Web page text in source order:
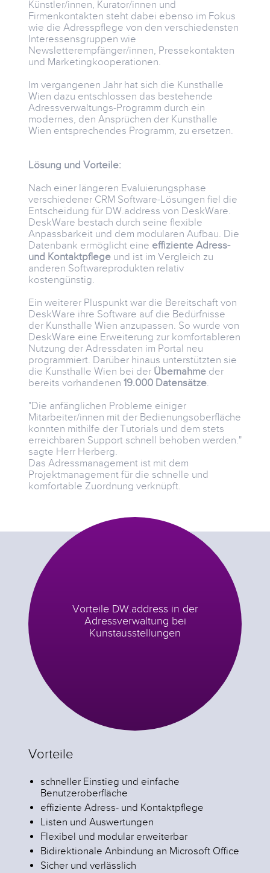
Künstler/innen, Kurator/innen und
Firmenkontakten steht dabei ebenso im Fokus
wie die Adresspflege von den verschiedensten
Interessensgruppen wie
Newsletterempfänger/innen, Pressekontakten
und Marketingkooperationen.
Im vergangenen Jahr hat sich die Kunsthalle
Wien dazu entschlossen das bestehende
Adressverwaltungs-Programm durch ein
modernes, den Ansprüchen der Kunsthalle
Wien entsprechendes Programm, zu ersetzen.
Lösung und Vorteile:
Nach einer längeren Evaluierungsphase
verschiedener CRM Software-Lösungen fiel die
Entscheidung für DW.address von DeskWare.
DeskWare bestach durch seine flexible
Anpassbarkeit und dem modularen Aufbau. Die
Datenbank ermöglicht eine effiziente Adress-
und Kontaktpflegeund ist im Vergleich zu
anderen Softwareprodukten relativ
kostengünstig.
Ein weiterer Pluspunkt war die Bereitschaft von
DeskWare ihre Software auf die Bedürfnisse
der Kunsthalle Wien anzupassen. So wurde von
DeskWare eine Erweiterung zur komfortableren
Nutzung der Adressdaten im Portal neu
programmiert. Darüber hinaus unterstützten sie
die Kunsthalle Wien bei der Übernahmeder
bereits vorhandenen 19.000 Datensätze.
"Die anfänglichen Probleme einiger
Mitarbeiter/innen mit der Bedienungsoberfläche
konnten mithilfe der Tutorials und dem stets
erreichbaren Support schnell behoben werden."
sagte Herr Herberg.
Das Adressmanagement ist mit dem
Projektmanagement für die schnelle und
komfortable Zuordnung verknüpft.
Vorteile DW.address in der
Adressverwaltung bei
Kunstausstellungen
Vorteile
schneller Einstieg und einfache
Benutzeroberfläche
effiziente Adress- und Kontaktpflege
Listen und Auswertungen
Flexibel und modular erweiterbar
Bidirektionale Anbindung an Microsoft Office
Sicher und verlässlich